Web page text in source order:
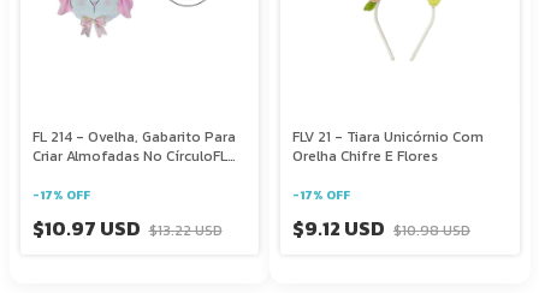
FL 214 - Ovelha, Gabarito Para
Criar Almofadas No CírculoFL
-17% OFF
$10.97 USD $13.22 USD
FLV 21 - Tiara Unicórnio Com
Orelha Chifre E Flores
-17% OFF
$9.12 USD $10.98 USD